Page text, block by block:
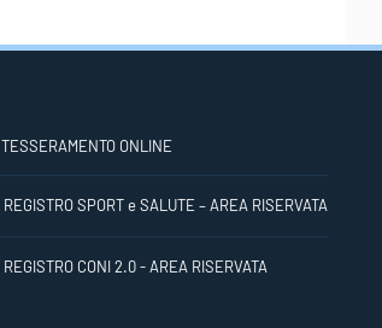
TESSERAMENTO ONLINE
REGISTRO SPORT e SALUTE – AREA RISERVATA
REGISTRO CONI 2.0 - AREA RISERVATA